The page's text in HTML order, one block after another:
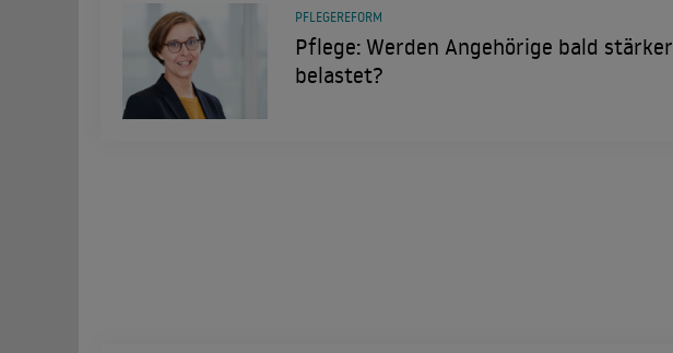
Pflege: Werden Angehörige bald stärker
belastet?
PFLEGEREFORM